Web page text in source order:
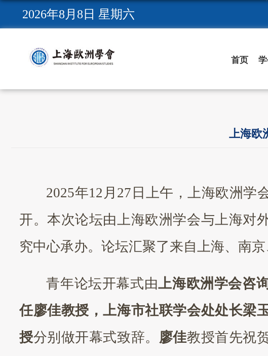
2026年8月8日 星期六
首页
上海欧
2025年12月27日上午，上海欧洲学
开。本次论坛由上海欧洲学会与上海对
究中心承办。论坛汇聚了来自上海、南
青年论坛开幕式由上海欧洲学会咨
任廖佳教授，上海市社联学会处处长梁
授分别做开幕式致辞。 廖佳教授首先祝